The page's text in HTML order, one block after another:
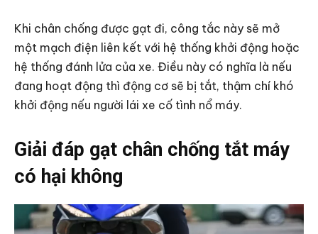
Khi chân chống được gạt đi, công tắc này sẽ mở
một mạch điện liên kết với hệ thống khởi động hoặc
hệ thống đánh lửa của xe. Điều này có nghĩa là nếu
đang hoạt động thì động cơ sẽ bị tắt, thậm chí khó
khởi động nếu người lái xe cố tình nổ máy.
Giải đáp gạt chân chống tắt máy
có hại không